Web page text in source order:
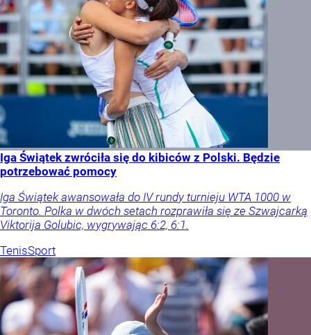
Iga Świątek zwróciła się do kibiców z Polski. Będzie
potrzebować pomocy
Iga Świątek awansowała do IV rundy turnieju WTA 1000 w
Toronto. Polka w dwóch setach rozprawiła się ze Szwajcarką
Viktorija Golubic, wygrywając 6:2, 6:1.
TenisSport